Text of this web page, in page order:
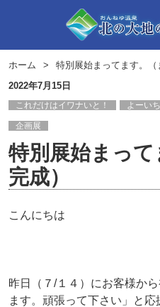
ホーム
特別展始まってます。（
2022年7月15日
これだけはイワナいと！ よーいち
企画展
特別展始まっ
完成）
こんにちは
昨日（７/１４）にお客様か
ます。頑張って下さい」と